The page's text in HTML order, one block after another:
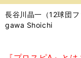
バ
長谷川晶一（12球団
gawa Shoichi